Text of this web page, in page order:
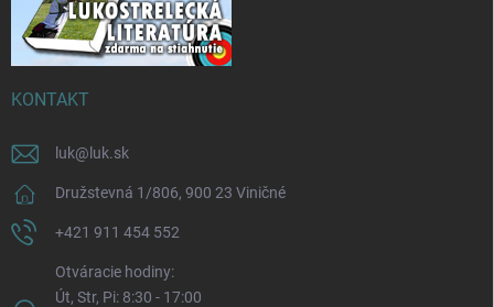
KONTAKT
luk@ luk.sk
Družstevná 1/806, 900 23 Viničné
+421 911 454 552
Otváracie hodiny:
Út, Str, Pi: 8:30 - 17:00